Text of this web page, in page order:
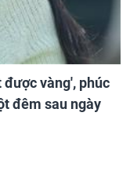
vàng', phúc
đêm sau ngày